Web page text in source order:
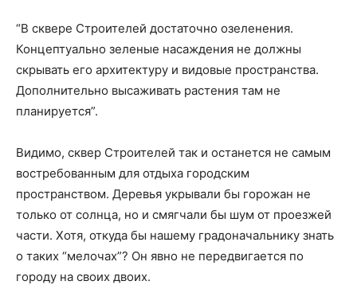
“В сквере Строителей достаточно озеленения.
Концептуально зеленые насаждения не должны
скрывать его архитектуру и видовые пространства.
Дополнительно высаживать растения там не
планируется”.
Видимо, сквер Строителей так и останется не самым
востребованным для отдыха городским
пространством. Деревья укрывали бы горожан не
только от солнца, но и смягчали бы шум от проезжей
части. Хотя, откуда бы нашему градоначальнику знать
о таких “мелочах”? Он явно не передвигается по
городу на своих двоих.